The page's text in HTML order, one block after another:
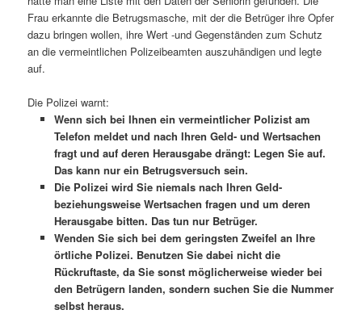
Frau erkannte die Betrugsmasche, mit der die Betrüger ihre Opfer
dazu bringen wollen, ihre Wert -und Gegenständen zum Schutz
an die vermeintlichen Polizeibeamten auszuhändigen und legte
auf.
Die Polizei warnt:
Wenn sich bei Ihnen ein vermeintlicher Polizist am
Telefon meldet und nach Ihren Geld- und Wertsachen
fragt und auf deren Herausgabe drängt: Legen Sie auf.
Das kann nur ein Betrugsversuch sein.
Die Polizei wird Sie niemals nach Ihren Geld-
beziehungsweise Wertsachen fragen und um deren
Herausgabe bitten. Das tun nur Betrüger.
Wenden Sie sich bei dem geringsten Zweifel an Ihre
örtliche Polizei. Benutzen Sie dabei nicht die
Rückruftaste, da Sie sonst möglicherweise wieder bei
den Betrügern landen, sondern suchen Sie die Nummer
selbst heraus.